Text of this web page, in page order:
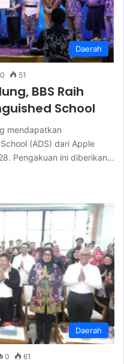
Daerah
0 51
BBS Raih
School
mendapatkan
(ADS) dari Apple
Pengakuan ini diberikan…
Daerah
0 61